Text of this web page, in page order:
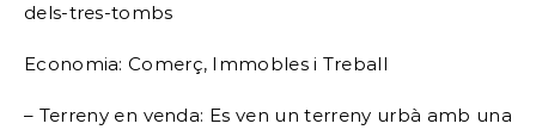
dels-tres-tombs
Economia: Comerç, Immobles i Treball
– Terreny en venda: Es ven un terreny urbà amb una